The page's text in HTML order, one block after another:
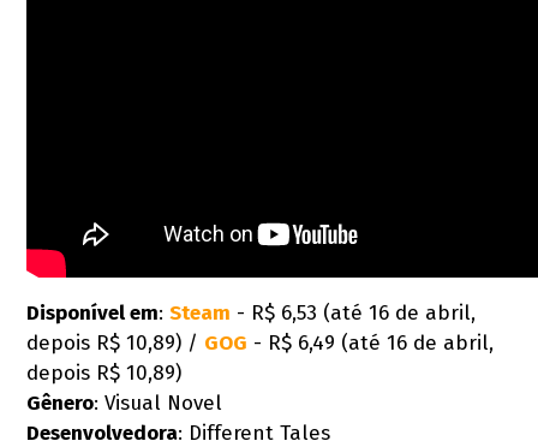
Disponível em:Steam - R$ 6,53 (até 16 de abril,
depois R$ 10,89) / GOG - R$ 6,49 (até 16 de abril,
depois R$ 10,89)
Gênero: Visual Novel
Desenvolvedora: Different Tales